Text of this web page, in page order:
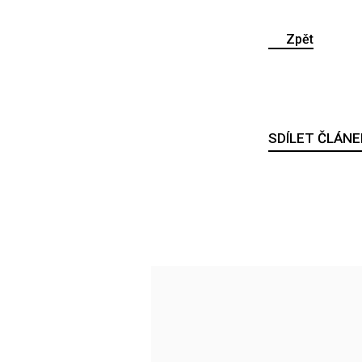
Zpět
SDÍLET